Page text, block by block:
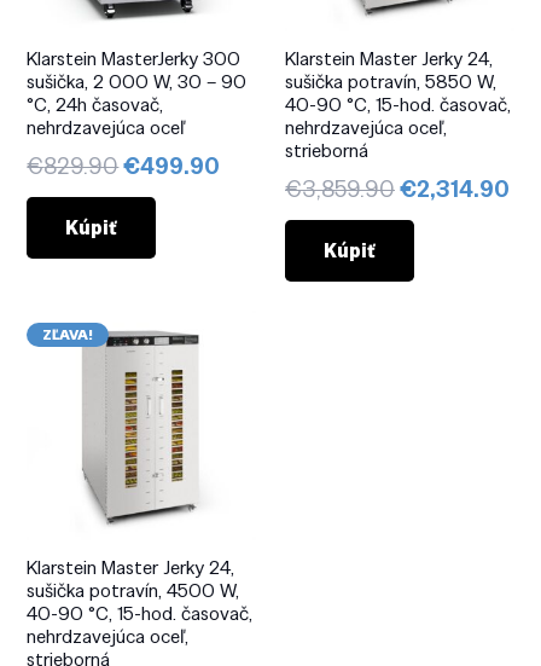
Klarstein MasterJerky 300
sušička, 2 000 W, 30 – 90
°C, 24h časovač,
nehrdzavejúca oceľ
€829.90Pôvodná
cena
€829.90.
€499.90 Aktuálna
Kúpiť
Klarstein Master Jerky 24,
sušička potravín, 5850 W,
40-90 °C, 15-hod. časovač,
nehrdzavejúca oceľ,
strieborná
€3,859.90Pôvodná
cena
€3,859.90.
€2,314.90
Kúpiť
ZĽAVA!
Klarstein Master Jerky 24,
sušička potravín, 4500 W,
40-90 °C, 15-hod. časovač,
nehrdzavejúca oceľ,
strieborná